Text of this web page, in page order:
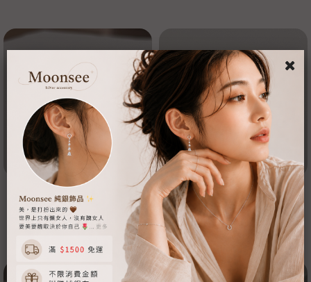
【Moonsee】純銀鎖珠款-水滴單鑽
(單支)
NT$ 980 NT$ 680
【Moonsee】純銀鎖珠款-眼睛睫毛
單鑽(單支)
NT$ 880 480